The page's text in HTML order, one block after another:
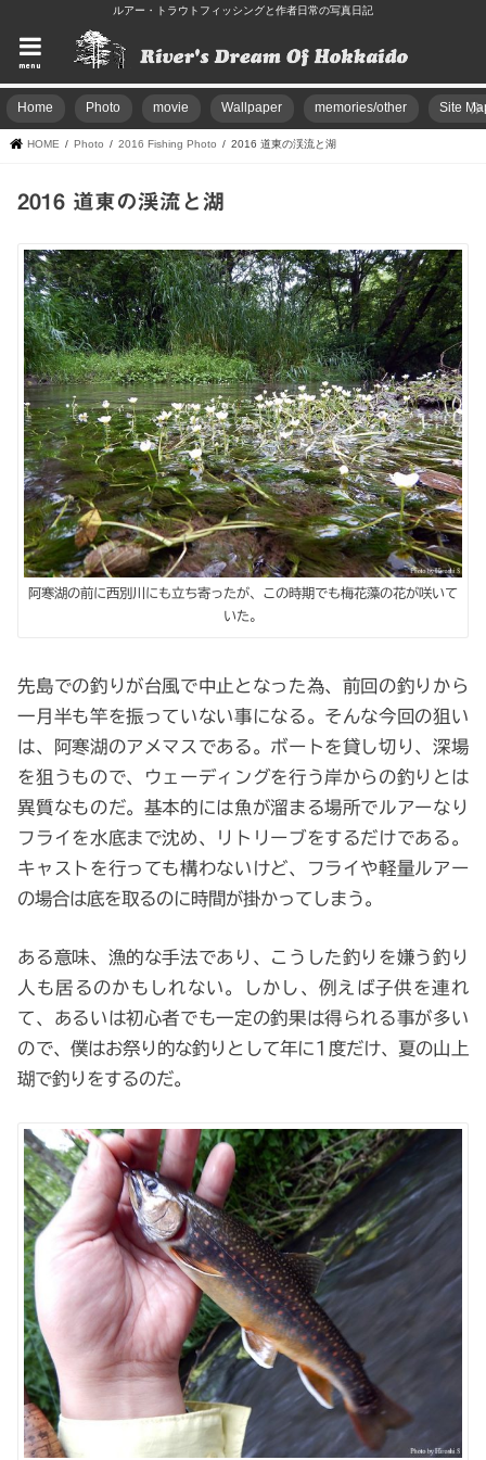
ルアー・トラウトフィッシングと作者日常の写真日記
menu
Home Photo movie Wallpaper memories/other Site
HOME Photo 2016 Fishing Photo 2016 道東の渓流と湖
2016 道東の渓流と湖
阿寒湖の前に西別川にも立ち寄ったが、この時期でも梅花藻の花が咲いて
いた。
先島での釣りが台風で中止となった為、前回の釣りから
一月半も竿を振っていない事になる。そんな今回の狙い
は、阿寒湖のアメマスである。ボートを貸し切り、深場
を狙うもので、ウェーディングを行う岸からの釣りとは
異質なものだ。基本的には魚が溜まる場所でルアーなり
フライを水底まで沈め、リトリーブをするだけである。
キャストを行っても構わないけど、フライや軽量ルアー
の場合は底を取るのに時間が掛かってしまう。
ある意味、漁的な手法であり、こうした釣りを嫌う釣り
人も居るのかもしれない。しかし、例えば子供を連れ
て、あるいは初心者でも一定の釣果は得られる事が多い
ので、僕はお祭り的な釣りとして年に1度だけ、夏の山上
瑚で釣りをするのだ。